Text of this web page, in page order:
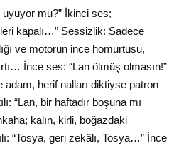
uyuyor mu?” İkinci ses;
kapalı…” Sessizlik: Sadece
ve motorun ince homurtusu,
İnce ses: “Lan ölmüş olmasın!”
adam, herif nalları diktiyse patron
“Lan, bir haftadır boşuna mı
kalın, kirli, boğazdaki
“Tosya, geri zekâlı, Tosya…” İnce